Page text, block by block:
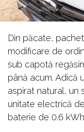
Din păcate,
modificare de
sub capotă
până acum. Adică
aspirat natural, un
unitate electrică
baterie de 0.6